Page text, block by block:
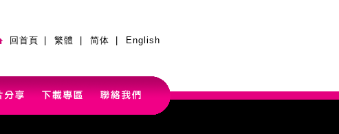
回首頁 繁體 简体 English